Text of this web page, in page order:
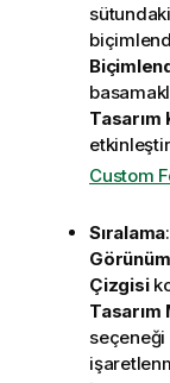
Tasarım
Custom
Sıralama
Görünüm
Çizgisi
seçeneği